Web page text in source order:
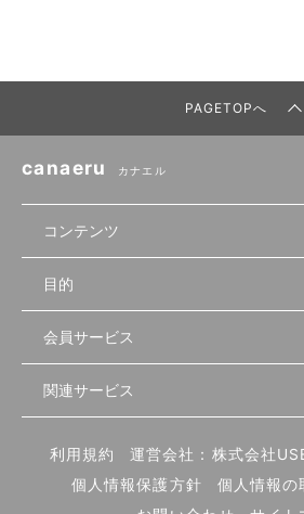
PAGETOPへ
canaeru カナエル
コンテンツ
無料開業相談
セミナー情報
セミナー動画
物件を探す
首都圏
北海道
先輩開業者の声
開業・経営に関する記事
業態別の開業方法
目的
店舗運営
物件
内装・設備
食材・仕入れ
会員サービス
会員登録
ログイン
関連サービス
飲食店サクセスガイド（外部サイト）
利用規約 運営会社：株式会社
個人情報保護方針
個人情報の